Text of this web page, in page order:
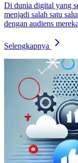
Di dunia digital yang
menjadi salah satu
dengan audiens
Selengkapnya